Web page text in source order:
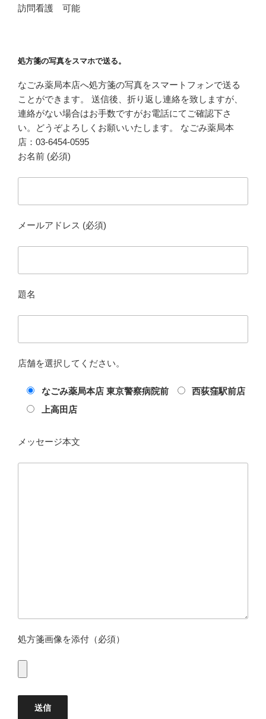
訪問看護 可能
処方箋の写真をスマホで送る。
なごみ薬局本店へ処方箋の写真をスマートフォンで送る
ことができます。 送信後、折り返し連絡を致しますが、
連絡がない場合はお手数ですがお電話にてご確認下さ
い。どうぞよろしくお願いいたします。 なごみ薬局本
店：03-6454-0595
お名前 (必須)
メールアドレス (必須)
題名
店舗を選択してください。
なごみ薬局本店 東京警察病院前
西荻窪駅前店
上高田店
メッセージ本文
処方箋画像を添付（必須）